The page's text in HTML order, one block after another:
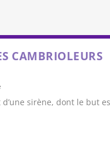
CAMBRIOLEURS
d’une sirène, dont le but